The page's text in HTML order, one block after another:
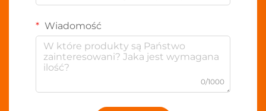
Wiadomość
0/1000